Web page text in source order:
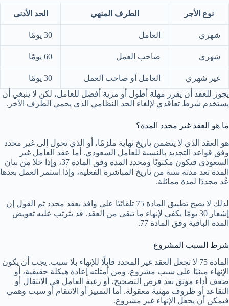
نوع الأجر الطرف المنهي الحد الأدنى
شهري العامل 30 يومًا
شهري صاحب العمل 60 يومًا
غير شهري العامل أو صاحب العمل
30 يومًا
يجوز للعقد أن يقرر مهلة أطول أو مزية أفضل للعامل، لكن لا ينبغي أن
يستخدم شرط تعاقدي لإلغاء الحد النظامي الذي يحمي الطرف الآخر.
ما هو العقد غير محدد المدة؟
هو العقد الذي لا يتضمن تاريخ نهاية ملزمًا، أو الذي تحول إلى غير محدد
وفق قواعد التجديد بالنسبة للعامل السعودي. أما عقد العامل غير
السعودي فيكون مكتوبًا ومحدد المدة وفق المادة 37، وإذا خلا من بيان
المدة تعد مدته سنة من تاريخ المباشرة الفعلية، وإذا استمر العمل بعدها
عُد مجددًا لمدة مماثلة.
لذلك لا يصح تطبيق المادة 75 تلقائيًا على وافد بعقد محدد ثم القول إن
إشعار 30 يومًا يكفي لإنهاء ما تبقى من العقد. قد يترتب عليه تعويض
المدة الباقية وفق المادة 77.
شرط السبب المشروع
المادة 75 لا تجعل العقد غير المحدد قابلًا للإنهاء بلا سبب. يجب أن يكون
الإنهاء مبنيًا على سبب مشروع. ومن أمثلته إعادة هيكلة حقيقية، أو
ضعف أداء موثق بعد فرص التصحيح، أو رغبة العامل في الانتقال أو
التقاعد أو ظروف مهنية معقولة. أما التمييز أو الانتقام أو سبب وهمي
فيمكن أن يجعل الإنهاء غير مشروع.